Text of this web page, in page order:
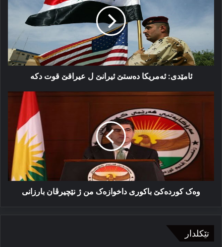
ئیرانێ
دکە
ئامێدی: ئەمریکا دەستێ ئیرانێ ل عیراقێ قوت دکە
باکوری
داخوازه‌ک
من
نێچیرڤان
بارزانی
وه‌ک کورده‌کێ باکوری داخوازه‌ک من ژ نێچیرڤان بارزانی
تێکلدار